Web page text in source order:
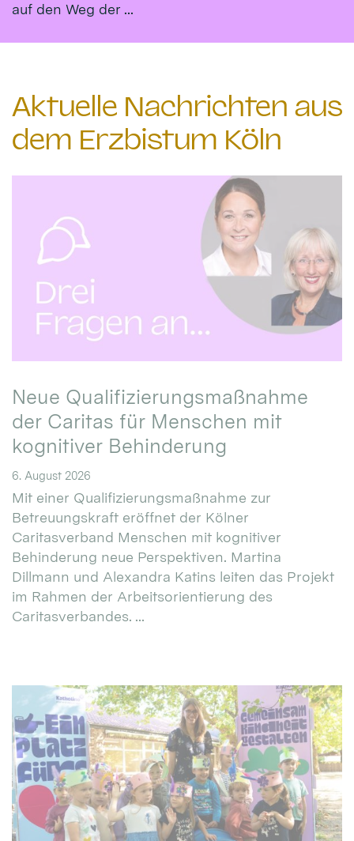
auf den Weg der ...
Aktuelle Nachrichten aus
dem Erzbistum Köln
Neue Qualifizierungsmaßnahme
der Caritas für Menschen mit
kognitiver Behinderung
6. August 2026
Mit einer Qualifizierungsmaßnahme zur
Betreuungskraft eröffnet der Kölner
Caritasverband Menschen mit kognitiver
Behinderung neue Perspektiven. Martina
Dillmann und Alexandra Katins leiten das Projekt
im Rahmen der Arbeitsorientierung des
Caritasverbandes. ...